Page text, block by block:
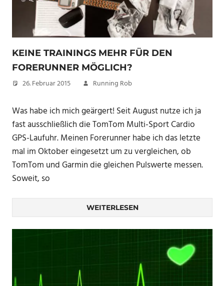
KEINE TRAININGS MEHR FÜR DEN
FORERUNNER MÖGLICH?
26. Februar 2015 Running Rob
Was habe ich mich geärgert! Seit August nutze ich ja
fast ausschließlich die TomTom Multi-Sport Cardio
GPS-Laufuhr. Meinen Forerunner habe ich das letzte
mal im Oktober eingesetzt um zu vergleichen, ob
TomTom und Garmin die gleichen Pulswerte messen.
Soweit, so
WEITERLESEN